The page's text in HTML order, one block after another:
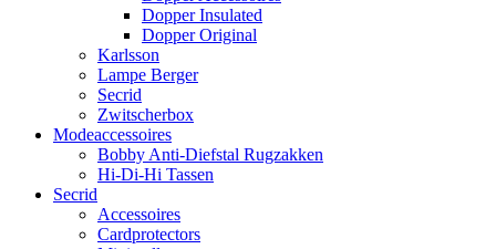
Dopper Insulated
Dopper Original
Karlsson
Lampe Berger
Secrid
Zwitscherbox
Modeaccessoires
Bobby Anti-Diefstal Rugzakken
Hi-Di-Hi Tassen
Secrid
Accessoires
Cardprotectors